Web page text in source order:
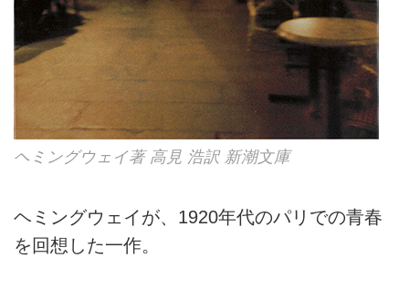
ヘミングウェイ著 高見 浩訳 新潮文庫
ヘミングウェイが、1920年代のパリでの青春
を回想した一作。